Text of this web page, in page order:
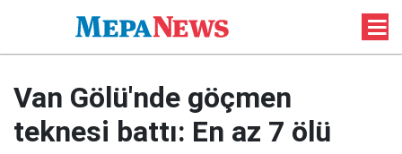
Van Gölü'nde göçmen
teknesi battı: En az 7 ölü